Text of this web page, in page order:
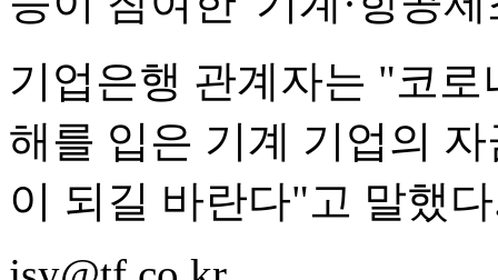
기업은행 관계자는 "코
해를 입은 기계 기업의
이 되길 바란다"고 말했